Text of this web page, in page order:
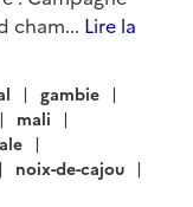
cham... Lire la
gambie
mali
noix-de-cajou